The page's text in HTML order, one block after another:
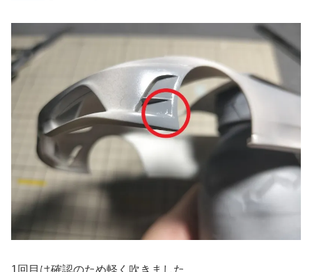
1回目は確認のため軽く吹きました。